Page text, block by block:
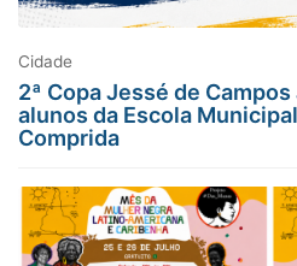
Cidade
2ª Copa Jessé de
alunos da Escola
Comprida